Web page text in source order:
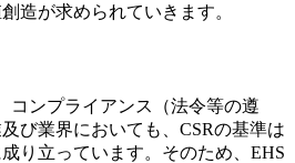
造が求められていきます。
コンプライアンス（法令等の遵
び業界においても、CSRの基準は
り立っています。そのため、EHS